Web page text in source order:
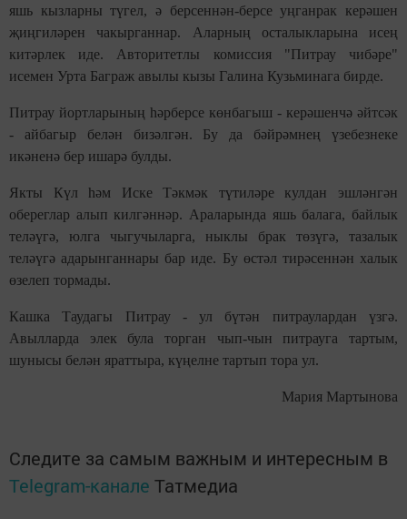
яшь кызларны түгел, ә берсеннән-берсе уңганрак керәшен
җиңгиләрен чакырганнар. Аларның осталыкларына исең
китәрлек иде. Авторитетлы комиссия "Питрау чибәре"
исемен Урта Баграж авылы кызы Галина Кузьминага бирде.
Питрау йортларының һәрберсе көнбагыш - керәшенчә әйтсәк
- айбагыр белән бизәлгән. Бу да бәйрәмнең үзебезнеке
икәненә бер ишарә булды.
Якты Күл һәм Иске Тәкмәк түтиләре кулдан эшләнгән
обереглар алып килгәннәр. Араларында яшь балага, байлык
теләүгә, юлга чыгучыларга, ныклы брак төзүгә, тазалык
теләүгә адарынганнары бар иде. Бу өстәл тирәсеннән халык
өзелеп тормады.
Кашка Таудагы Питрау - ул бүтән питраулардан үзгә.
Авылларда элек була торган чып-чын питрауга тартым,
шунысы белән яраттыра, күңелне тартып тора ул.
Мария Мартынова
Следите за самым важным и интересным в
Telegram-канале Татмедиа